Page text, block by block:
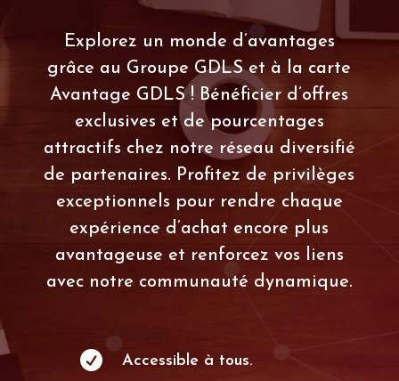
Explorez un monde d’avantages
grâce au Groupe GDLS et à la carte
Avantage GDLS ! Bénéficier d’offres
exclusives et de pourcentages
attractifs chez notre réseau diversifié
de partenaires. Profitez de privilèges
exceptionnels pour rendre chaque
expérience d’achat encore plus
avantageuse et renforcez vos liens
avec notre communauté dynamique.
 Accessible à tous.